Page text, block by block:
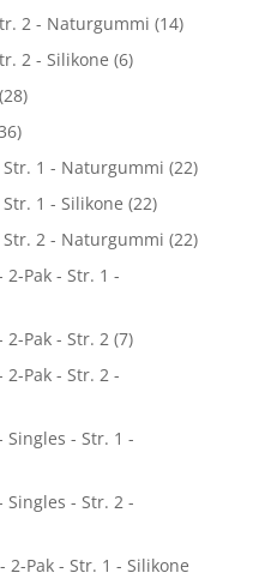
2 - Naturgummi (14)
2 - Silikone (6)
(28)
Str. 1 - Naturgummi (22)
1 - Silikone (22)
Str. 2 - Naturgummi (22)
2-Pak - Str. 1 -
2-Pak - Str. 2 (7)
2-Pak - Str. 2 -
Singles - Str. 1 -
Singles - Str. 2 -
2-Pak - Str. 1 - Silikone